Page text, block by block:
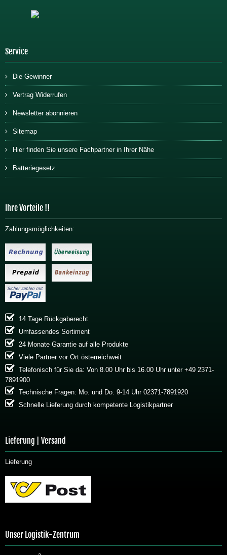
Service
Die-Gewinner
Vertrag Widerrufen
Newsletter abonnieren
Sitemap
Hier finden Sie unsere Fachpartner in Ihrer Nähe
Batteriegesetz
Ihre Vorteile !!
Zahlungsmöglichkeiten:
14 Tage Rückgaberecht
Umfassendes Sortiment
24 Monate Garantie auf alle Produkte
Viele Partner vor Ort österreichweit
Telefonisch für Sie da: Von 8.00 Uhr bis 16.00 Uhr unter +49 2371-
7891900
Technische Fragen: Mo. und Do. 9-14 Uhr 02371-7891920
Schnelle Lieferung durch kompetente Logistikpartner
Lieferung | Versand
Lieferung
Unser Logistik-Zentrum